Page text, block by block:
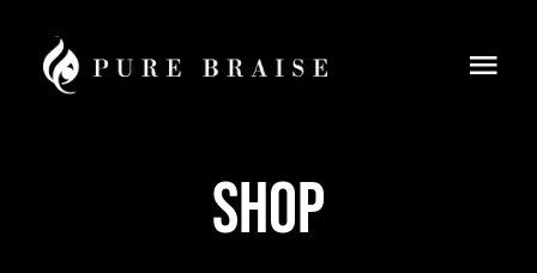
contenu
Shop